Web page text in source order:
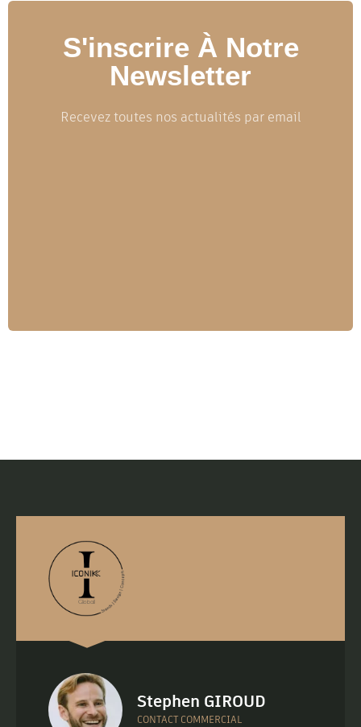
S'inscrire À Notre
Newsletter
Recevez toutes nos actualités par email
Stephen GIROUD
CONTACT COMMERCIAL